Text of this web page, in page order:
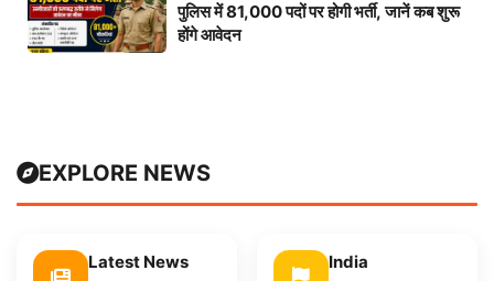
पुलिस में 81,000 पदों पर होगी भर्ती, जानें कब शुरू
होंगे आवेदन
EXPLORE NEWS
Latest News India